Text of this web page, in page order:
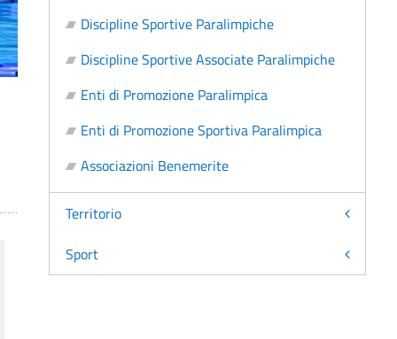
Discipline Sportive Paralimpiche
Discipline Sportive Associate Paralimpiche
Enti di Promozione Paralimpica
Enti di Promozione Sportiva Paralimpica
Associazioni Benemerite
Territorio
Sport